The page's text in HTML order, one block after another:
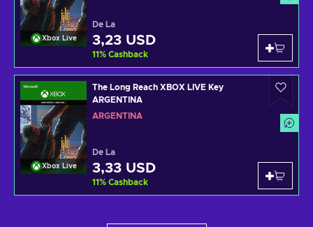
Xbox Live
De La
3,23 USD
11% Cashback
Xbox Live
The Long Reach XBOX LIVE Key
ARGENTINA
ARGENTINA
De La
3,33 USD
11% Cashback